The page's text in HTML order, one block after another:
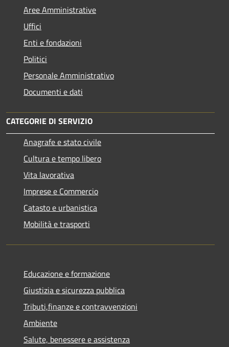
Aree Amministrative
Uffici
Enti e fondazioni
Politici
Personale Amministrativo
Documenti e dati
CATEGORIE DI SERVIZIO
Anagrafe e stato civile
Cultura e tempo libero
Vita lavorativa
Imprese e Commercio
Catasto e urbanistica
Mobilità e trasporti
Educazione e formazione
Giustizia e sicurezza pubblica
Tributi,finanze e contravvenzioni
Ambiente
Salute, benessere e assistenza